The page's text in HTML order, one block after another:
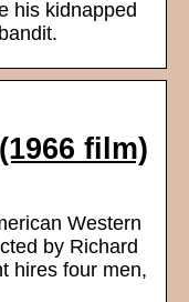
his kidnapped
film)
Western
by Richard
hires four men,